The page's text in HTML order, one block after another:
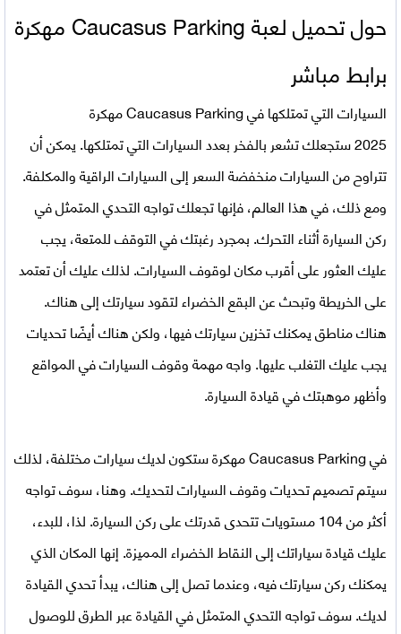
حول تحميل لعبة Caucasus Parking مهكرة
برابط مباشر
السيارات التي تمتلكها في
Caucasus Parking مهكرة
2025ستجعلك تشعر بالفخر بعدد السيارات التي تمتلكها. يمكن أن
تتراوح من السيارات منخفضة السعر إلى السيارات الراقية والمكلفة.
ومع ذلك، في هذا العالم، فإنها تجعلك تواجه التحدي المتمثل في
ركن السيارة أثناء التحرك. بمجرد رغبتك في التوقف للمتعة، يجب
عليك العثور على أقرب مكان لوقوف السيارات. لذلك عليك أن تعتمد
على الخريطة وتبحث عن البقع الخضراء لتقود سيارتك إلى هناك.
هناك مناطق يمكنك تخزين سيارتك فيها، ولكن هناك أيضًا تحديات
يجب عليك التغلب عليها. واجه مهمة وقوف السيارات في المواقع
وأظهر موهبتك في قيادة السيارة.
فيCaucasus Parking مهكرة
ستكون لديك سيارات مختلفة، لذلك
سيتم تصميم تحديات وقوف السيارات لتحديك. وهنا، سوف تواجه
أكثر من 104 مستويات تتحدى قدرتك على ركن السيارة. لذا، للبدء،
عليك قيادة سياراتك إلى النقاط الخضراء المميزة. إنها المكان الذي
يمكنك ركن سيارتك فيه، وعندما تصل إلى هناك، يبدأ تحدي القيادة
لديك. سوف تواجه التحدي المتمثل في القيادة عبر الطرق للوصول